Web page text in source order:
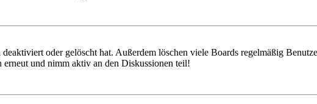
oder gelöscht hat. Außerdem löschen viele Boards regelmäßig
und nimm aktiv an den Diskussionen teil!